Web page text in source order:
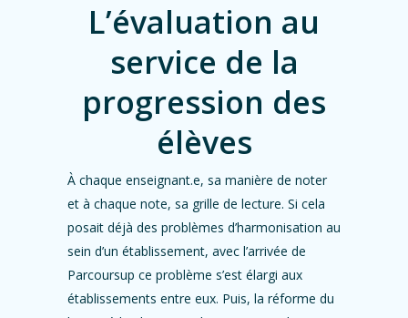
L’évaluation au
service de la
progression des
élèves
À chaque enseignant.e, sa manière de noter
et à chaque note, sa grille de lecture. Si cela
posait déjà des problèmes d’harmonisation au
sein d’un établissement, avec l’arrivée de
Parcoursup ce problème s’est élargi aux
établissements entre eux. Puis, la réforme du